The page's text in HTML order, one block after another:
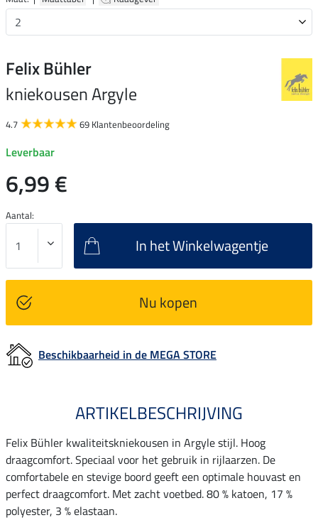
Felix Bühler
kniekousen Argyle
4.7 69 Klantenbeoordeling
Leverbaar
6,99 €
Aantal:
In het Winkelwagentje
Nu kopen
Beschikbaarheid in de MEGA STORE
ARTIKELBESCHRIJVING
Felix Bühler kwaliteitskniekousen in Argyle stijl. Hoog
draagcomfort. Speciaal voor het gebruik in rijlaarzen. De
comfortabele en stevige boord geeft een optimale houvast en
perfect draagcomfort. Met zacht voetbed. 80 % katoen, 17 %
polyester, 3 % elastaan.